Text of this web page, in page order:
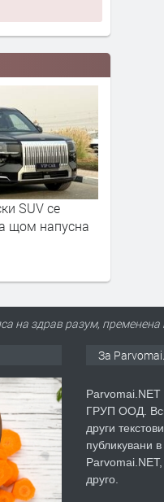
SUV –
модел
на здрав разум,
За
ГРУП ООД.
други
публикувани
друго.